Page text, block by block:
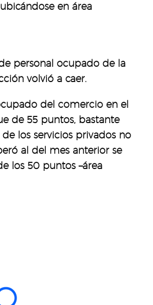
en área
personal ocupado de la
volvió a caer.
del comercio en el
de 55 puntos, bastante
los servicios privados no
al del mes anterior se
los 50 puntos –área